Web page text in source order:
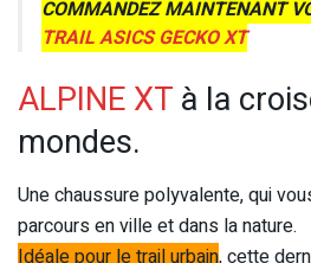
COMMANDEZ MAINTENANT
TRAIL ASICS GECKO XT
ALPINE XT à la
mondes.
Une chaussure polyvalente, qui
parcours en ville et dans la nature.
Idéale pour le trail urbain, cette